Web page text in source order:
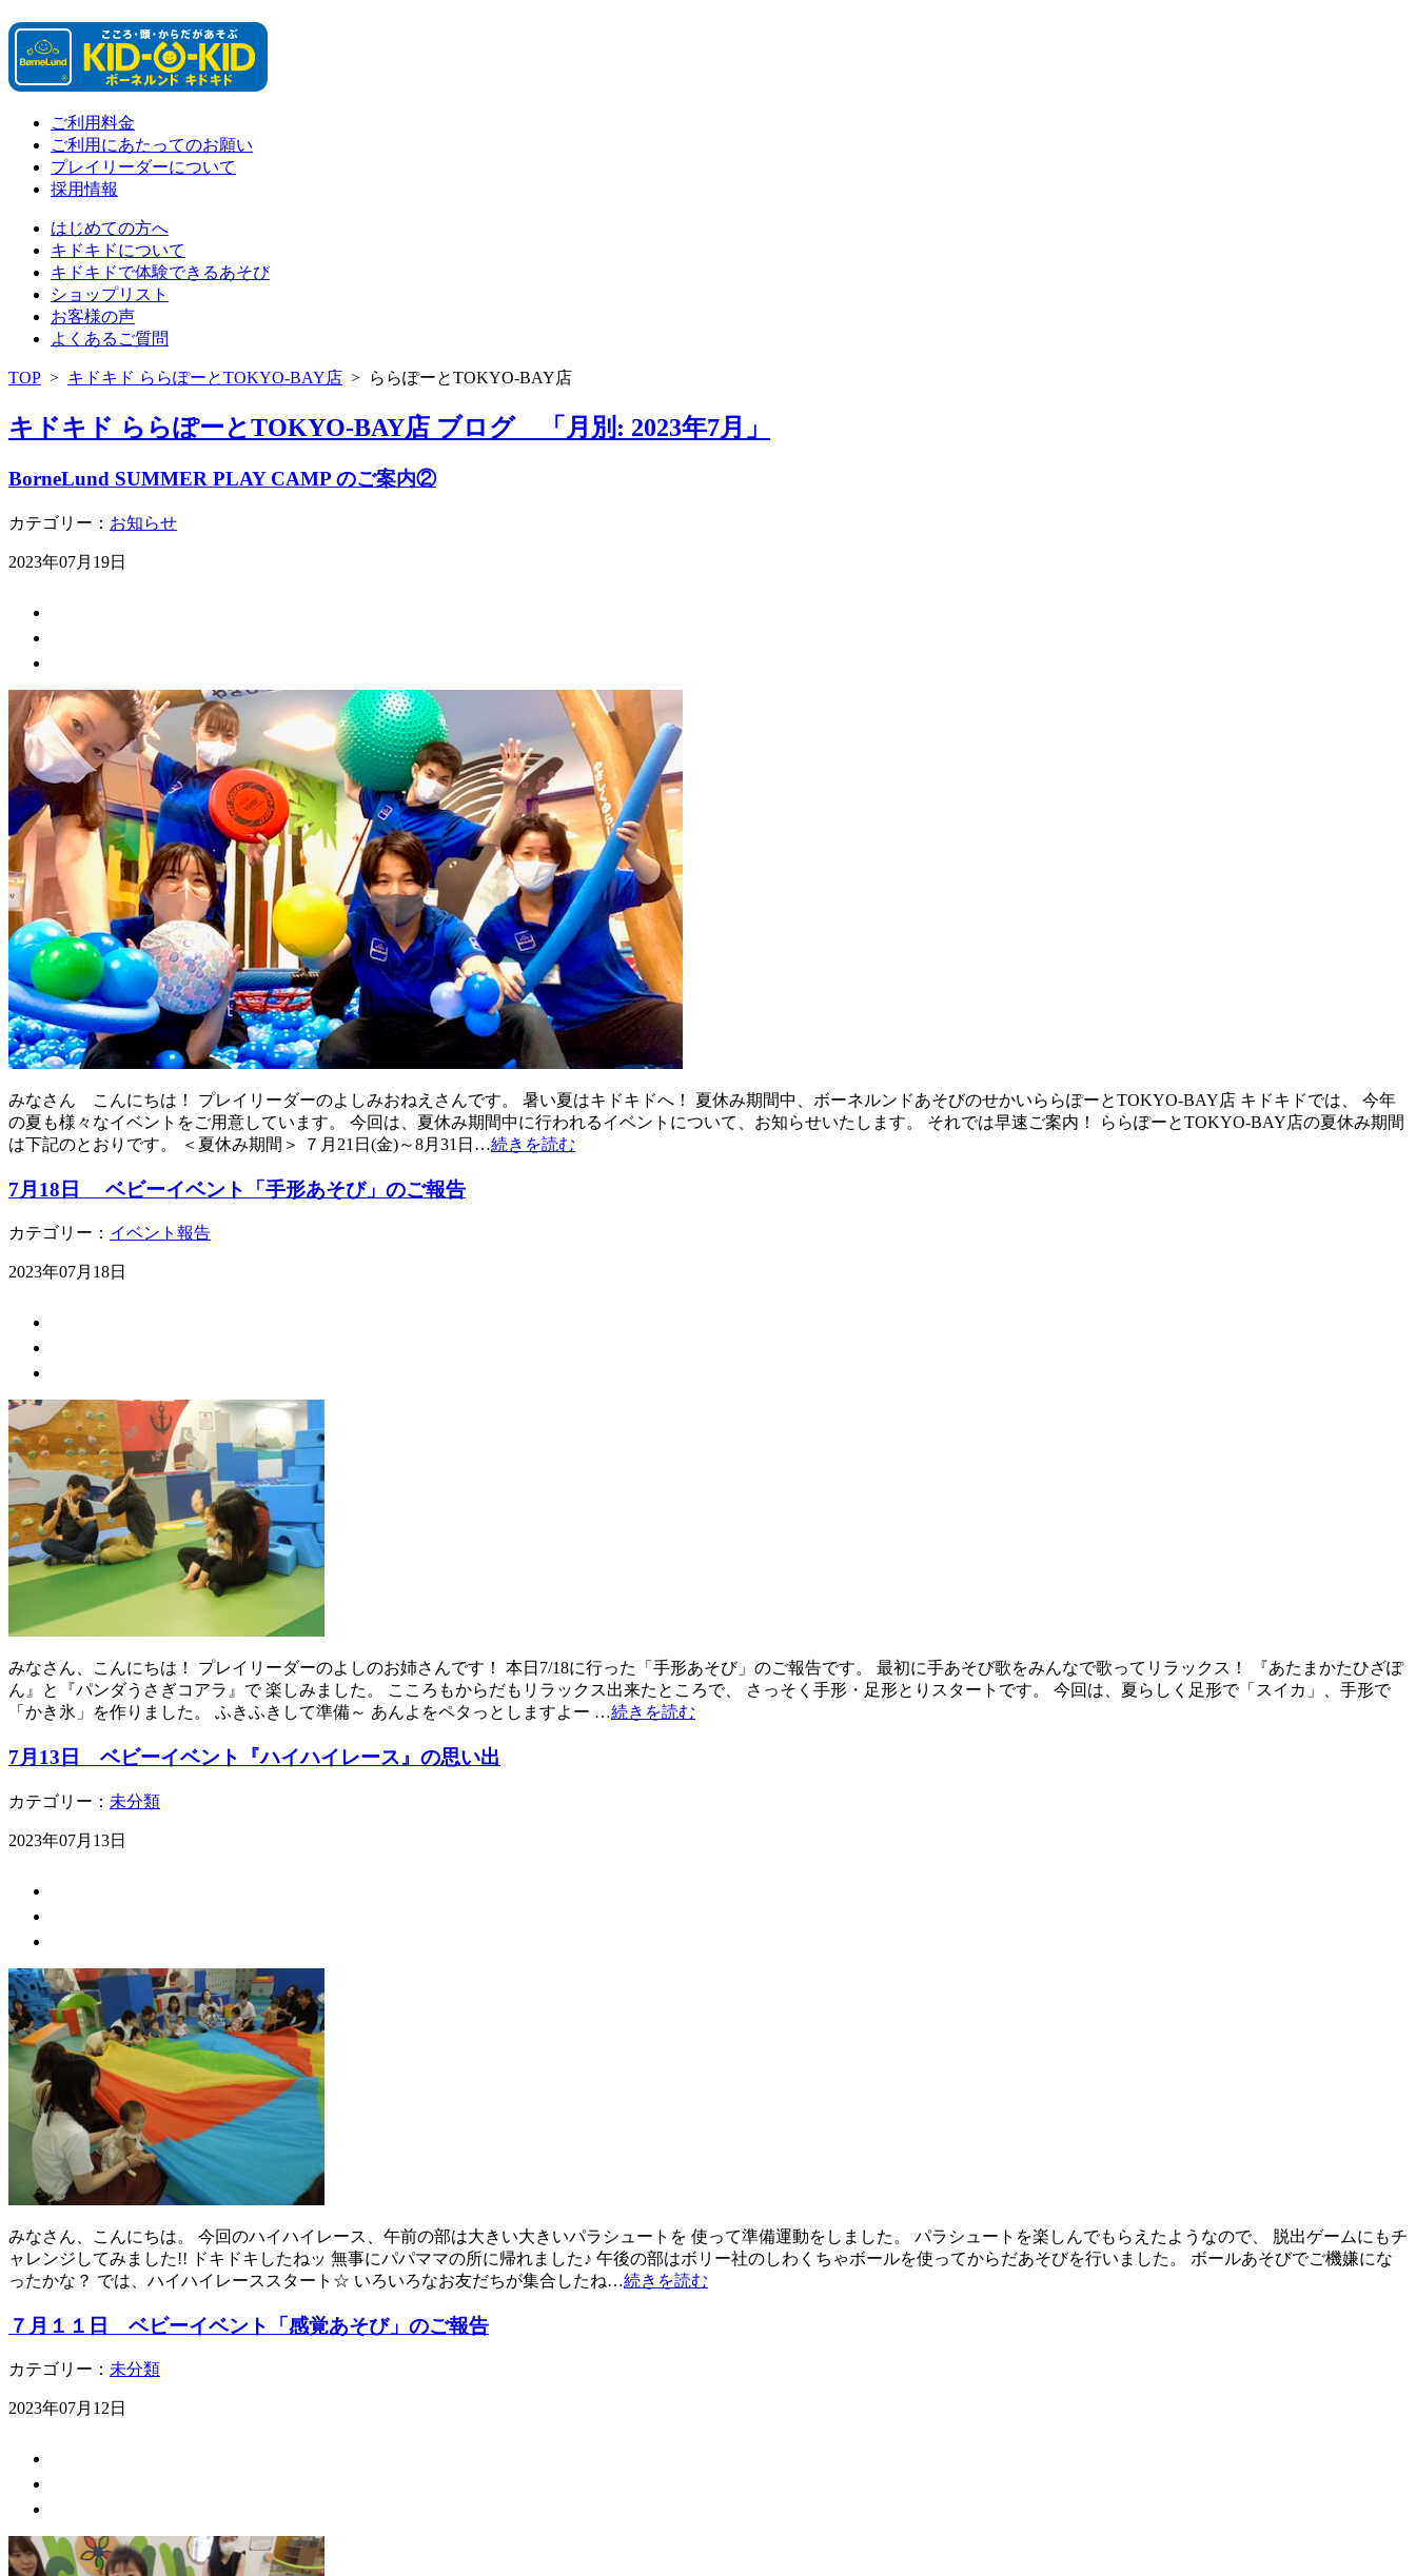
ご利用料金
ご利用にあたってのお願い
プレイリーダーについて
採用情報
はじめての方へ
キドキドについて
キドキドで体験できるあそび
ショップリスト
お客様の声
よくあるご質問
TOP > キドキド ららぽーとTOKYO-BAY店 > ららぽーとTOKYO-BAY店
キドキド ららぽーとTOKYO-BAY店 ブログ 「月別: 2023年7月」
BorneLund SUMMER PLAY CAMP のご案内②
カテゴリー： お知らせ
2023年07月19日
みなさん こんにちは！ プレイリーダーのよしみおねえさんです。 暑い夏はキドキドへ！ 夏休み期間中、ボーネルンドあそびのせかいららぽーとTOKYO-BAY店 キドキドでは、 今年
の夏も様々なイベントをご用意しています。 今回は、夏休み期間中に行われるイベントについて、お知らせいたします。 それでは早速ご案内！ ららぽーとTOKYO-BAY店の夏休み期間
は下記のとおりです。 ＜夏休み期間＞ ７月21日(金)～8月31日…続きを読む
7月18日 ベビーイベント「手形あそび」のご報告
カテゴリー： イベント報告
2023年07月18日
みなさん、こんにちは！ プレイリーダーのよしのお姉さんです！ 本日7/18に行った「手形あそび」のご報告です。 最初に手あそび歌をみんなで歌ってリラックス！ 『あたまかたひざぽ
ん』と『パンダうさぎコアラ』で 楽しみました。 こころもからだもリラックス出来たところで、 さっそく手形・足形とりスタートです。 今回は、夏らしく足形で「スイカ」、手形で
「かき氷」を作りました。 ふきふきして準備～ あんよをペタっとしますよー …続きを読む
7月13日 ベビーイベント『ハイハイレース』の思い出
カテゴリー： 未分類
2023年07月13日
みなさん、こんにちは。 今回のハイハイレース、午前の部は大きい大きいパラシュートを 使って準備運動をしました。 パラシュートを楽しんでもらえたようなので、 脱出ゲームにもチ
ャレンジしてみました!! ドキドキしたねッ 無事にパパママの所に帰れました♪ 午後の部はボリー社のしわくちゃボールを使ってからだあそびを行いました。 ボールあそびでご機嫌にな
ったかな？ では、ハイハイレーススタート☆ いろいろなお友だちが集合したね…続きを読む
７月１１日 ベビーイベント「感覚あそび」のご報告
カテゴリー： 未分類
2023年07月12日